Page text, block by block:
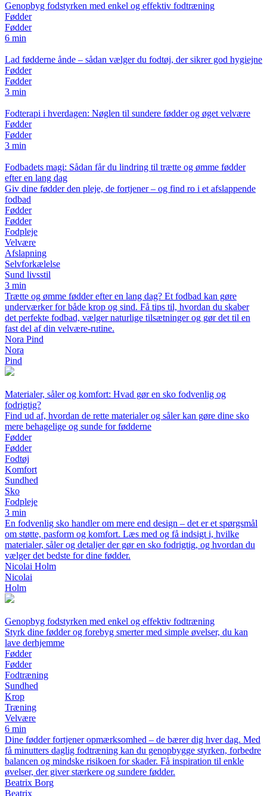
Genopbyg fodstyrken med enkel og effektiv fodtræning
Fødder
Fødder
6 min
Lad fødderne ånde – sådan vælger du fodtøj, der sikrer god hygiejne
Fødder
Fødder
3 min
Fodterapi i hverdagen: Nøglen til sundere fødder og øget velvære
Fødder
Fødder
3 min
Fodbadets magi: Sådan får du lindring til trætte og ømme fødder
efter en lang dag
Giv dine fødder den pleje, de fortjener – og find ro i et afslappende
fodbad
Fødder
Fødder
Fodpleje
Velvære
Afslapning
Selvforkælelse
Sund livsstil
3 min
Trætte og ømme fødder efter en lang dag? Et fodbad kan gøre
underværker for både krop og sind. Få tips til, hvordan du skaber
det perfekte fodbad, vælger naturlige tilsætninger og gør det til en
fast del af din velvære-rutine.
Nora Pind
Nora
Pind
Materialer, såler og komfort: Hvad gør en sko fodvenlig og
fodrigtig?
Find ud af, hvordan de rette materialer og såler kan gøre dine sko
mere behagelige og sunde for fødderne
Fødder
Fødder
Fodtøj
Komfort
Sundhed
Sko
Fodpleje
3 min
En fodvenlig sko handler om mere end design – det er et spørgsmål
om støtte, pasform og komfort. Læs med og få indsigt i, hvilke
materialer, såler og detaljer der gør en sko fodrigtig, og hvordan du
vælger det bedste for dine fødder.
Nicolai Holm
Nicolai
Holm
Genopbyg fodstyrken med enkel og effektiv fodtræning
Styrk dine fødder og forebyg smerter med simple øvelser, du kan
lave derhjemme
Fødder
Fødder
Fodtræning
Sundhed
Krop
Træning
Velvære
6 min
Dine fødder fortjener opmærksomhed – de bærer dig hver dag. Med
få minutters daglig fodtræning kan du genopbygge styrken, forbedre
balancen og mindske risikoen for skader. Få inspiration til enkle
øvelser, der giver stærkere og sundere fødder.
Beatrix Borg
Beatrix